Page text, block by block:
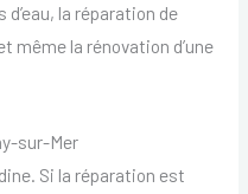
la réparation de
même la rénovation d’une
sur-Mer
Si la réparation est